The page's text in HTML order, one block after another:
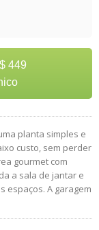
449
planta simples e
custo, sem perder
gourmet com
a sala de jantar e
espaços. A garagem